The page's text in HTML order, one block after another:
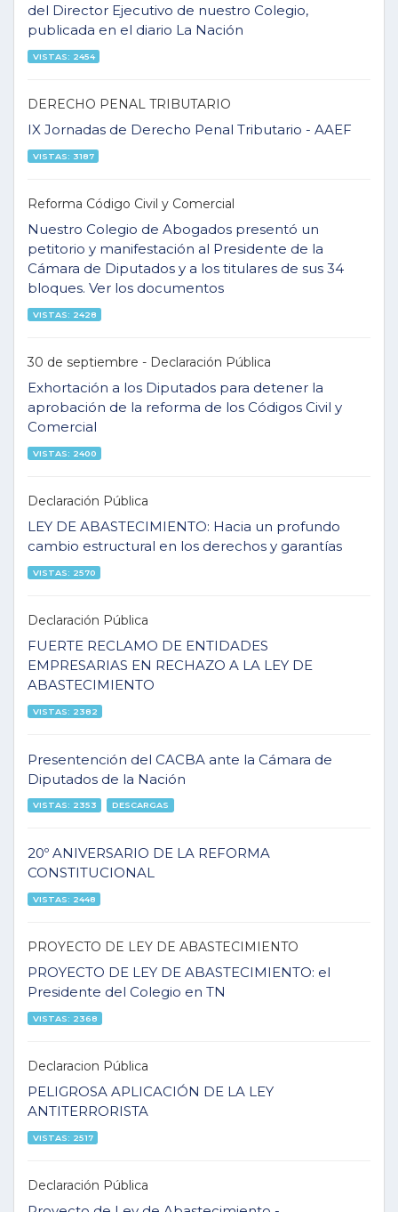
del Director Ejecutivo de nuestro Colegio,
publicada en el diario La Nación
VISTAS: 2454
DERECHO PENAL TRIBUTARIO
IX Jornadas de Derecho Penal Tributario - AAEF
VISTAS: 3187
Reforma Código Civil y Comercial
Nuestro Colegio de Abogados presentó un
petitorio y manifestación al Presidente de la
Cámara de Diputados y a los titulares de sus 34
bloques. Ver los documentos
VISTAS: 2428
30 de septiembre - Declaración Pública
Exhortación a los Diputados para detener la
aprobación de la reforma de los Códigos Civil y
Comercial
VISTAS: 2400
Declaración Pública
LEY DE ABASTECIMIENTO: Hacia un profundo
cambio estructural en los derechos y garantías
VISTAS: 2570
Declaración Pública
FUERTE RECLAMO DE ENTIDADES
EMPRESARIAS EN RECHAZO A LA LEY DE
ABASTECIMIENTO
VISTAS: 2382
Presentención del CACBA ante la Cámara de
Diputados de la Nación
VISTAS: 2353 DESCARGAS
20º ANIVERSARIO DE LA REFORMA
CONSTITUCIONAL
VISTAS: 2448
PROYECTO DE LEY DE ABASTECIMIENTO
PROYECTO DE LEY DE ABASTECIMIENTO: el
Presidente del Colegio en TN
VISTAS: 2368
Declaracion Pública
PELIGROSA APLICACIÓN DE LA LEY
ANTITERRORISTA
VISTAS: 2517
Declaración Pública